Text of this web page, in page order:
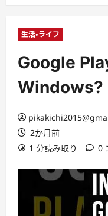
ュ
生活・ライフ
Google
Windows?
2か月前
1 分読み取り
0